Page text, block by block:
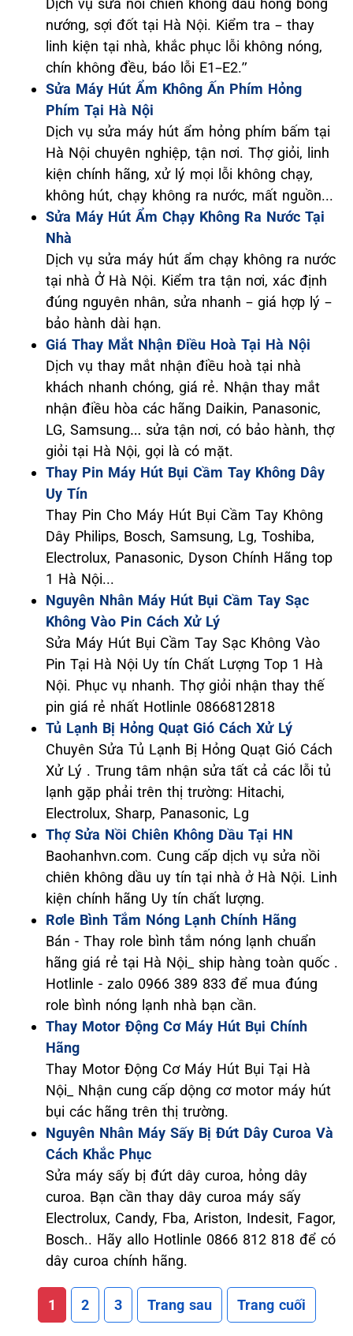
Dịch vụ sửa nồi chiên không dầu hỏng bóng
nướng, sợi đốt tại Hà Nội. Kiểm tra – thay
linh kiện tại nhà, khắc phục lỗi không nóng,
chín không đều, báo lỗi E1–E2.”
Sửa Máy Hút Ẩm Không Ấn Phím Hỏng
Phím Tại Hà Nội
Dịch vụ sửa máy hút ẩm hỏng phím bấm tại
Hà Nội chuyên nghiệp, tận nơi. Thợ giỏi, linh
kiện chính hãng, xử lý mọi lỗi không chạy,
không hút, chạy không ra nước, mất nguồn...
Sửa Máy Hút Ẩm Chạy Không Ra Nước Tại
Nhà
Dịch vụ sửa máy hút ẩm chạy không ra nước
tại nhà Ở Hà Nội. Kiểm tra tận nơi, xác định
đúng nguyên nhân, sửa nhanh – giá hợp lý –
bảo hành dài hạn.
Giá Thay Mắt Nhận Điều Hoà Tại Hà Nội
Dịch vụ thay mắt nhận điều hoà tại nhà
khách nhanh chóng, giá rẻ. Nhận thay mắt
nhận điều hòa các hãng Daikin, Panasonic,
LG, Samsung… sửa tận nơi, có bảo hành, thợ
giỏi tại Hà Nội, gọi là có mặt.
Thay Pin Máy Hút Bụi Cầm Tay Không Dây
Uy Tín
Thay Pin Cho Máy Hút Bụi Cầm Tay Không
Dây Philips, Bosch, Samsung, Lg, Toshiba,
Electrolux, Panasonic, Dyson Chính Hãng top
1 Hà Nội...
Nguyên Nhân Máy Hút Bụi Cầm Tay Sạc
Không Vào Pin Cách Xử Lý
Sửa Máy Hút Bụi Cầm Tay Sạc Không Vào
Pin Tại Hà Nội Uy tín Chất Lượng Top 1 Hà
Nội. Phục vụ nhanh. Thợ giỏi nhận thay thế
pin giá rẻ nhất Hotlinle 0866812818
Tủ Lạnh Bị Hỏng Quạt Gió Cách Xử Lý
Chuyên Sửa Tủ Lạnh Bị Hỏng Quạt Gió Cách
Xử Lý . Trung tâm nhận sửa tất cả các lỗi tủ
lạnh gặp phải trên thị trường: Hitachi,
Electrolux, Sharp, Panasonic, Lg
Thợ Sửa Nồi Chiên Không Dầu Tại HN
Baohanhvn.com. Cung cấp dịch vụ sửa nồi
chiên không dầu uy tín tại nhà ở Hà Nội. Linh
kiện chính hãng Uy tín chất lượng.
Rơle Bình Tắm Nóng Lạnh Chính Hãng
Bán - Thay role bình tắm nóng lạnh chuẩn
hãng giá rẻ tại Hà Nội_ ship hàng toàn quốc .
Hotlinle - zalo 0966 389 833 để mua đúng
role bình nóng lạnh nhà bạn cần.
Thay Motor Động Cơ Máy Hút Bụi Chính
Hãng
Thay Motor Động Cơ Máy Hút Bụi Tại Hà
Nội_ Nhận cung cấp dộng cơ motor máy hút
bụi các hãng trên thị trường.
Nguyên Nhân Máy Sấy Bị Đứt Dây Curoa Và
Cách Khắc Phục
Sửa máy sấy bị đứt dây curoa, hỏng dây
curoa. Bạn cần thay dây curoa máy sấy
Electrolux, Candy, Fba, Ariston, Indesit, Fagor,
Bosch.. Hãy allo Hotlinle 0866 812 818 để có
dây curoa chính hãng.
1 2 3 Trang sau Trang cuối